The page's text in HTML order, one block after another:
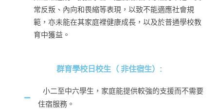
常反叛、內向和畏縮等表現，以致不能適應社會規
範，亦未能在其家庭裡健康成長，以及於普通學校教
育中獲益。
群育學校日校生（ 非住宿生）:
小二至中六學生，家庭能提供較強的支援而不需要
住宿服務。